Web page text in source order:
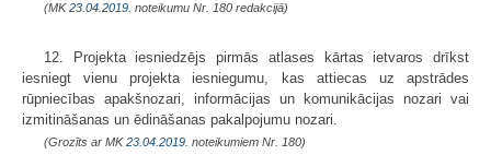
(MK23.04.2019. noteikumu Nr. 180 redakcijā)
12. Projekta iesniedzējs pirmās atlases kārtas ietvaros drīkst
iesniegt vienu projekta iesniegumu, kas attiecas uz apstrādes
rūpniecības apakšnozari, informācijas un komunikācijas nozari vai
izmitināšanas un ēdināšanas pakalpojumu nozari.
(Grozīts ar MK23.04.2019. noteikumiem Nr. 180)